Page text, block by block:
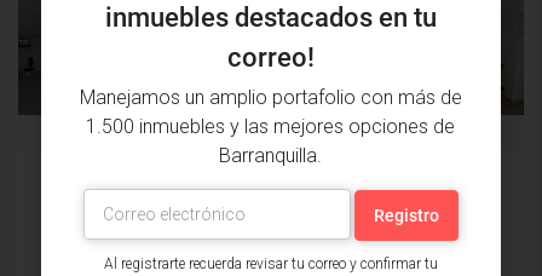
ANTERIOR
PRÓXIMA
PROPIEDAD
Issa Saieh Inmobiliaria
Ver listados
inmuebles destacados en tu
correo!
Manejamos un amplio portafolio con más de
1.500 inmuebles y las mejores opciones de
Barranquilla.
Al registrarte recuerda revisar tu correo y confirmar tu